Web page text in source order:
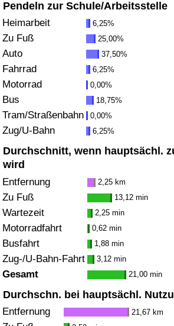
Pendeln zur Schule/Arbeitsstelle
Heimarbeit 6,25%
Zu Fuß 25,00%
Auto 37,50%
Fahrrad 6,25%
Motorrad 0,00%
Bus 18,75%
Tram/Straßenbahn 0,00%
Zug/U-Bahn 6,25%
Durchschnitt, wenn hauptsächl.
wird
Entfernung 2,25 km
Zu Fuß 13,12 min
Wartezeit 2,25 min
Motorradfahrt 0,62 min
Busfahrt 1,88 min
Zug-/U-Bahn-Fahrt 3,12 min
Gesamt 21,00 min
Durchschn. bei hauptsächl.
Entfernung 21,67 km
Umweltverschmutzungs-Index
Verschmutzungsindex
Umweltverschmutzungs-Index nach
Verkehr
Verkehrs-Index
Verkehrs-Index (aktuell)
Verkehrs-Index nach Land